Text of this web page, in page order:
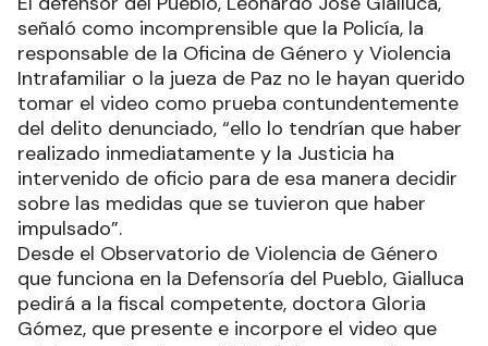
señaló como incomprensible que la Policía, la
responsable de la Oficina de Género y Violencia
Intrafamiliar o la jueza de Paz no le hayan querido
tomar el video como prueba contundentemente
del delito denunciado, “ello lo tendrían que haber
realizado inmediatamente y la Justicia ha
intervenido de oficio para de esa manera decidir
sobre las medidas que se tuvieron que haber
impulsado”.
Desde el Observatorio de Violencia de Género
que funciona en la Defensoría del Pueblo, Gialluca
pedirá a la fiscal competente, doctora Gloria
Gómez, que presente e incorpore el video que